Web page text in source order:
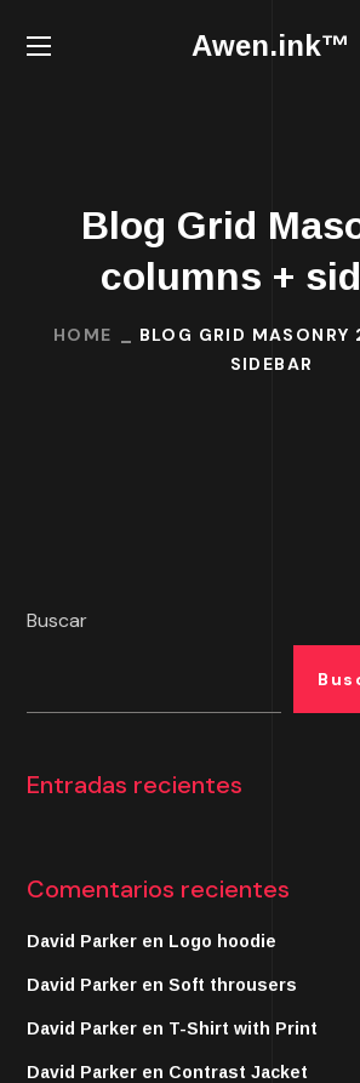
Awen.ink™
Blog Grid
columns +
HOME
BLOG GRID MASONRY
SIDEBAR
Buscar
Entradas recientes
Comentarios recientes
David Parker en Logo hoodie
David Parker enSoft throusers
David Parker en T-Shirt with Print
David Parker en Contrast Jacket